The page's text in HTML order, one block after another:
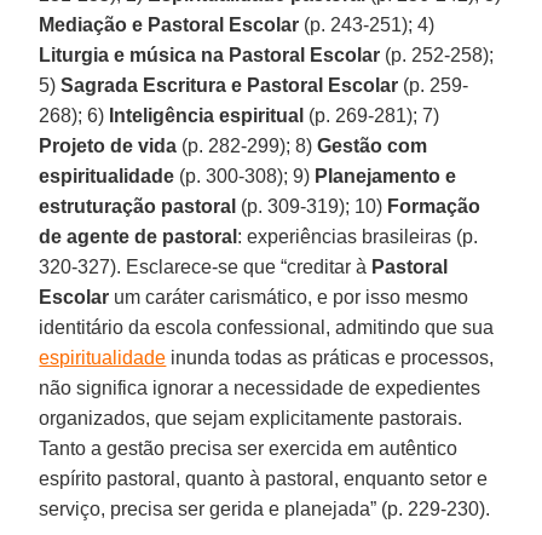
Mediação e Pastoral Escolar (p. 243-251); 4)
Liturgia e música na Pastoral Escolar (p. 252-258);
5)Sagrada Escritura e Pastoral Escolar (p. 259-
268); 6) Inteligência espiritual (p. 269-281); 7)
Projeto de vida (p. 282-299); 8)Gestão com
espiritualidade (p. 300-308); 9) Planejamento e
estruturação pastoral (p. 309-319); 10) Formação
de agente de pastoral : experiências brasileiras (p.
320-327). Esclarece-se que “creditar à Pastoral
Escolar um caráter carismático, e por isso mesmo
identitário da escola confessional, admitindo que sua
espiritualidade inunda todas as práticas e processos,
não significa ignorar a necessidade de expedientes
organizados, que sejam explicitamente pastorais.
Tanto a gestão precisa ser exercida em autêntico
espírito pastoral, quanto à pastoral, enquanto setor e
serviço, precisa ser gerida e planejada” (p. 229-230).